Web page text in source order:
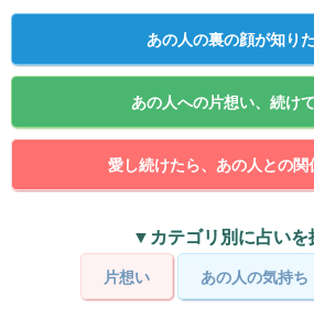
あの人の裏の顔が知り
あの人への片想い、続け
愛し続けたら、あの人との関
▼カテゴリ別に占い
片想い あの人の気持ち